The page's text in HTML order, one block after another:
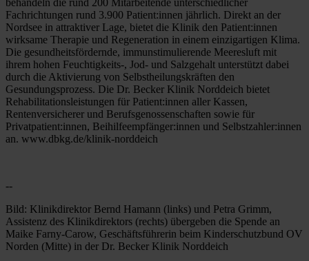
behandeln die rund 200 Mitarbeitende unterschiedlicher
Fachrichtungen rund 3.900 Patient:innen jährlich. Direkt an der
Nordsee in attraktiver Lage, bietet die Klinik den Patient:innen
wirksame Therapie und Regeneration in einem einzigartigen Klima.
Die gesundheitsfördernde, immunstimulierende Meeresluft mit
ihrem hohen Feuchtigkeits-, Jod- und Salzgehalt unterstützt dabei
durch die Aktivierung von Selbstheilungskräften den
Gesundungsprozess. Die Dr. Becker Klinik Norddeich bietet
Rehabilitationsleistungen für Patient:innen aller Kassen,
Rentenversicherer und Berufsgenossenschaften sowie für
Privatpatient:innen, Beihilfeempfänger:innen und Selbstzahler:innen
an. www.dbkg.de/klinik-norddeich
--
Bild: Klinikdirektor Bernd Hamann (links) und Petra Grimm,
Assistenz des Klinikdirektors (rechts) übergeben die Spende an
Maike Farny-Carow, Geschäftsführerin beim Kinderschutzbund OV
Norden (Mitte) in der Dr. Becker Klinik Norddeich